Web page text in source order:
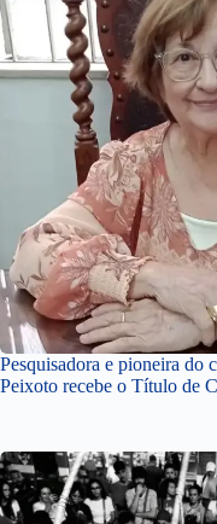
Pesquisadora e pioneira do
Peixoto recebe o Título de